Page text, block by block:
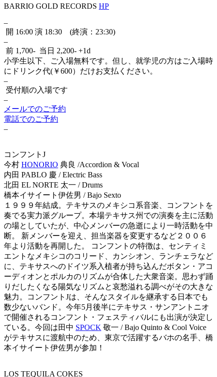
BARRIO GOLD RECORDS HP
–
開 16:00 演 18:30 (終演：23:30)
–
前 1,700- 当日 2,200- +1d
小学生以下、ご入場無料です。但し、就学児の方はご入場時
にドリンク代(￥600）だけお支払ください。
–
受付順の入場です
–
メールでのご予約
電話でのご予約
–
コンフントJ
今村 HONORIO 典良 /Accordion & Vocal
内田 PABLO 慶 / Electric Bass
北田 EL NORTE 太一 / Drums
橋本イサイート伊佐男 / Bajo Sexto
１９９９年結成。テキサスのメキシコ系音楽、コンフントを
奏でる実力派グループ。本場テキサス州での演奏を主に活動
の場としていたが、中心メンバーの急逝により一時活動を中
断。 新メンバーを迎え、担当楽器を変更するなど２００６
年より活動を再開した。 コンフントの特徴は、センティミ
エントなメキシコのコリード、カンシオン、ランチェラなど
に、テキサスへのドイツ系入植者が持ち込んだボタン・アコ
ーディオンとポルカのリズムが合体した大衆音楽。思わず踊
りだしたくなる陽気なリズムと哀愁溢れる調べがその大きな
魅力。コンフントJは、そんなスタイルを継承する日本でも
数少ないバンド。今年5月後半にテキサス・サンアントニオ
で開催されるコンフント・フェスティバルにも出演が決定し
ている。今回は田中 SPOCK 敬一 / Bajo Quinto & Cool Voice
がテキサスに渡航中のため、東京で活躍するバホの名手、橋
本イサイート伊佐男が参加！
LOS TEQUILA COKES